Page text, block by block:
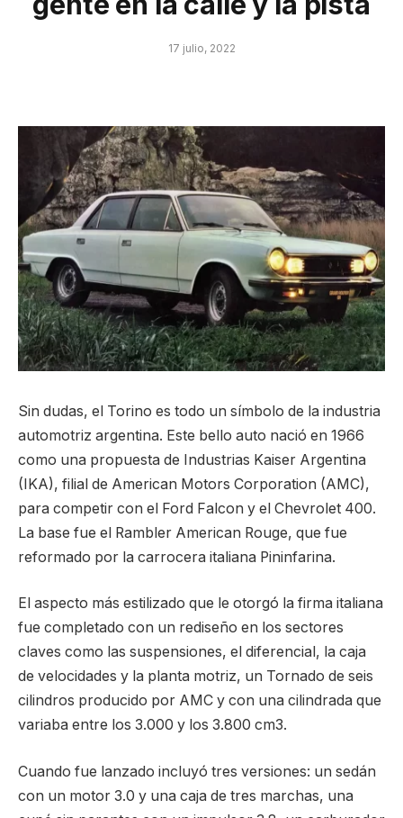
17 julio, 2022
Sin dudas, el Torino es todo un símbolo de la industria
automotriz argentina. Este bello auto nació en 1966
como una propuesta de Industrias Kaiser Argentina
(IKA), filial de American Motors Corporation (AMC),
para competir con el Ford Falcon y el Chevrolet 400.
La base fue el Rambler American Rouge, que fue
reformado por la carrocera italiana Pininfarina.
El aspecto más estilizado que le otorgó la firma italiana
fue completado con un rediseño en los sectores
claves como las suspensiones, el diferencial, la caja
de velocidades y la planta motriz, un Tornado de seis
cilindros producido por AMC y con una cilindrada que
variaba entre los 3.000 y los 3.800 cm3.
Cuando fue lanzado incluyó tres versiones: un sedán
con un motor 3.0 y una caja de tres marchas, una